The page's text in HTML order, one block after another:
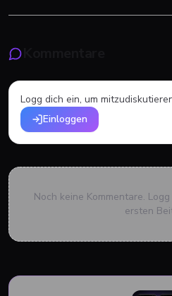
Logg dich ein, um
Einloggen
Noch keine Kommentare.
ersten